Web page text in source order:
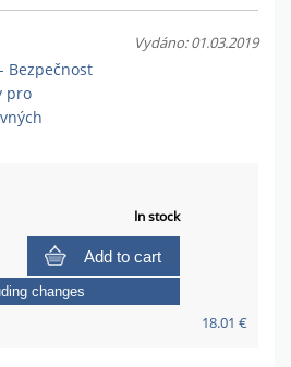
Bezpečnost
pro
Vydáno: 01.03.2019
In stock
Add to cart
18.01 €
changes